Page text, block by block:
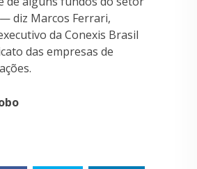
diz Marcos Ferrari,
da Conexis Brasil
das empresas de